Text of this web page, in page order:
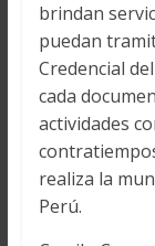
brindan
puedan
Credencial
cada
actividades
realiza la
Perú.